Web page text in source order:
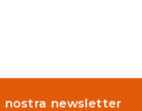
nostra newsletter